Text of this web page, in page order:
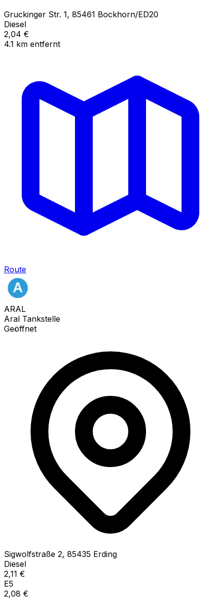
Gruckinger Str. 1, 85461 Bockhorn/ED20
Diesel
2,04 €
4.1 km entfernt
Route
ARAL
Aral Tankstelle
Geöffnet
Sigwolfstraße 2, 85435 Erding
Diesel
2,11 €
E5
2,08 €